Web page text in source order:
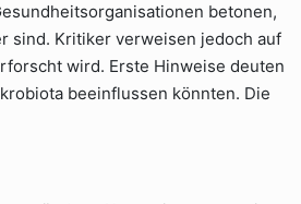
betonen,
sind. Kritiker verweisen jedoch auf
wird. Erste Hinweise deuten
beeinflussen könnten. Die